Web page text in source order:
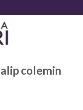
colemin